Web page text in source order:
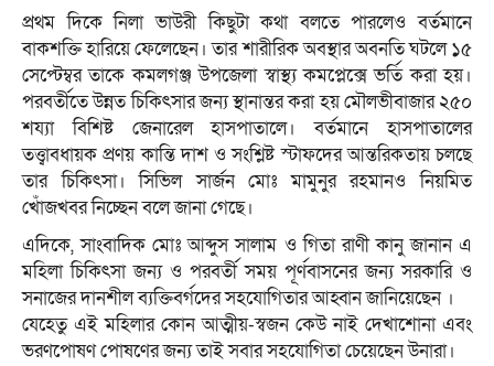
প্রথম দিকে নিলা ভাউরী কিছুটা কথা বলতে পারলেও বর্তমানে
বাকশক্তি হারিয়ে ফেলেছেন। তার শারীরিক অবস্থার অবনতি ঘটলে ১৫
সেপ্টেম্বর তাকে কমলগঞ্জ উপজেলা স্বাস্থ্য কমপ্লেক্সে ভর্তি করা হয়।
পরবর্তীতে উন্নত চিকিৎসার জন্য স্থানান্তর করা হয় মৌলভীবাজার ২৫০
শয্যা বিশিষ্ট জেনারেল হাসপাতালে। বর্তমানে হাসপাতালের
তত্ত্বাবধায়ক প্রণয় কান্তি দাশ ও সংশ্লিষ্ট স্টাফদের আন্তরিকতায় চলছে
তার চিকিৎসা। সিভিল সার্জন মোঃ মামুনুর রহমানও নিয়মিত
খোঁজখবর নিচ্ছেন বলে জানা গেছে।
এদিকে, সাংবাদিক মোঃ আব্দুস সালাম ও গিতা রাণী কানু জানান এ
মহিলা চিকিৎসা জন্য ও পরবর্তী সময় পূর্ণবাসনের জন্য সরকারি ও
সনাজের দানশীল ব্যক্তিবর্গদের সহযোগিতার আহ্বান জানিয়েছেন ।
যেহেতু এই মহিলার কোন আত্মীয়-স্বজন কেউ নাই দেখাশোনা এবং
ভরণপোষণ পোষণের জন্য তাই সবার সহযোগিতা চেয়েছেন উনারা।